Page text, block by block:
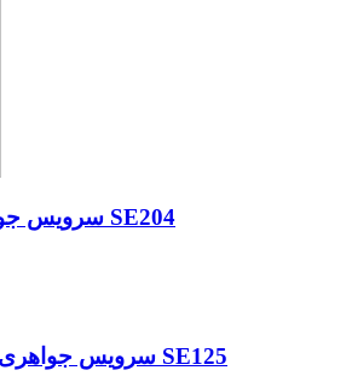
سرویس جواهری نقره زنانه کد SE204
سرویس جواهری نقره نگین اتمی کد SE125